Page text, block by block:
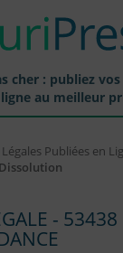
cher : publiez
au meilleur
Annonces Légales
Publiées en
Dissolution
- 53438